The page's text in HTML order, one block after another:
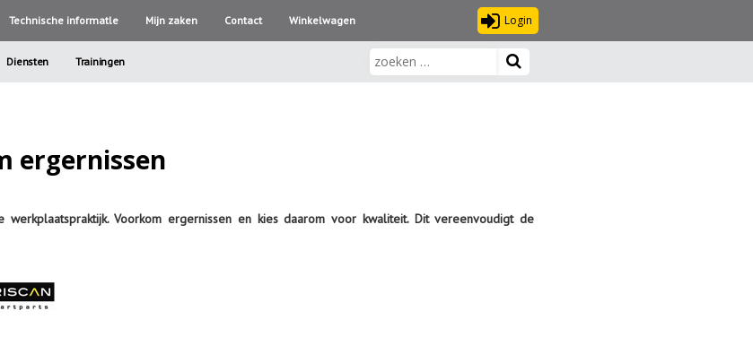
Technische informatle Mijn zaken Contact Winkelwagen Login
Diensten Trainingen
ergernissen
Voorkom ergernissen en kies daarom voor kwaliteit. Dit vereenvoudigt de